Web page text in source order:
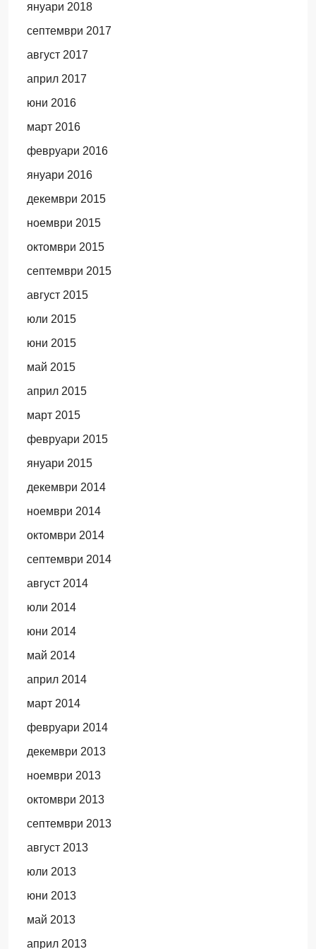
януари 2018
септември 2017
август 2017
април 2017
юни 2016
март 2016
февруари 2016
януари 2016
декември 2015
ноември 2015
октомври 2015
септември 2015
август 2015
юли 2015
юни 2015
май 2015
април 2015
март 2015
февруари 2015
януари 2015
декември 2014
ноември 2014
октомври 2014
септември 2014
август 2014
юли 2014
юни 2014
май 2014
април 2014
март 2014
февруари 2014
декември 2013
ноември 2013
октомври 2013
септември 2013
август 2013
юли 2013
юни 2013
май 2013
април 2013